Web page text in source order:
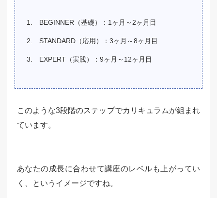
BEGINNER（基礎）：1ヶ月～2ヶ月目
STANDARD（応用）：3ヶ月～8ヶ月目
EXPERT（実践）：9ヶ月～12ヶ月目
このような3段階のステップでカリキュラムが組まれ
ています。
あなたの成長に合わせて講座のレベルも上がってい
く、というイメージですね。